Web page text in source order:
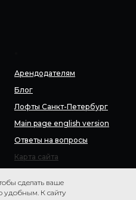
Арендодателям
Блог
Лофты Санкт-Петербург
Main page english version
Ответы на вопросы
Карта сайта
сделать ваше
удобным. К cайту